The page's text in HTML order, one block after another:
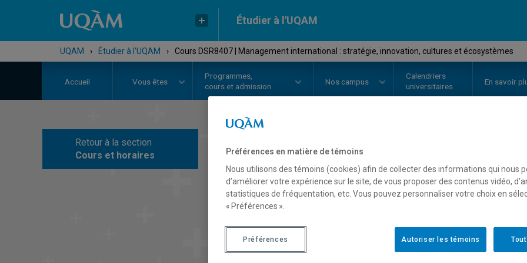
Étudier à l'UQAM
UQAM › Étudier à l'UQAM › Cours DSR8407 | Management international : stratégie, innovation, cultures et écosystèmes
Accueil Vous êtes
Programmes,
cours et admission
Nos campus
Calendriers
universitaires
En savoir
Retour à la section
Cours et horaires
COURS// DSR8407
stratégie, innovation,
Description Horaire - Été 2026
Préférences en matière de témoins
Nous utilisons des témoins (cookies) afin de collecter des informations qui nous
d’améliorer votre expérience sur le site, de vous proposer des contenus vidéo,
statistiques de fréquentation, etc. Vous pouvez personnaliser votre choix en
« Préférences ».
Autoriser les témoins
Préférences